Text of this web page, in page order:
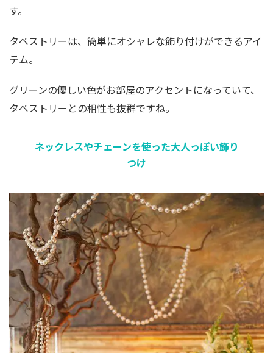
す。
タペストリーは、簡単にオシャレな飾り付けができるアイ
テム。
グリーンの優しい色がお部屋のアクセントになっていて、
タペストリーとの相性も抜群ですね。
ネックレスやチェーンを使った大人っぽい飾り
つけ